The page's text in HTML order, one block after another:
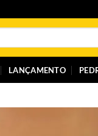
LANÇAMENTO